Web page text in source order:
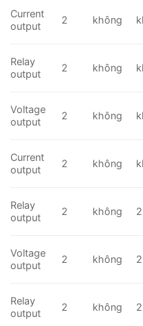
Current
output
2 không
Relay
output
2 không
Voltage
output
2 không
Current
output
2 không
Relay
output
2 không 2
Voltage
output
2 không 2
Relay
output
2 không 2